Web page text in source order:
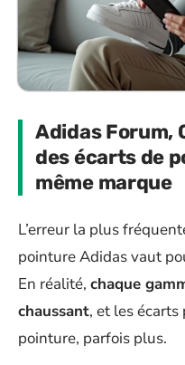
Adidas Forum,
des écarts de
même marque
L’erreur la plus
pointure Adidas vaut
En réalité, chaque
chaussant, et les
pointure, parfois plus.